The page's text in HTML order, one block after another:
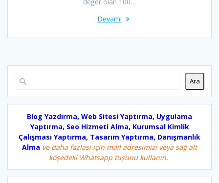
Devamı
Ara
Blog Yazdırma, Web Sitesi Yaptırma, Uygulama
Yaptırma, Seo Hizmeti Alma, Kurumsal Kimlik
Çalışması Yaptırma, Tasarım Yaptırma, Danışmanlık
Alma ve daha fazlası için mail adresimizi veya sağ alt
köşedeki Whatsapp tuşunu kullanın.